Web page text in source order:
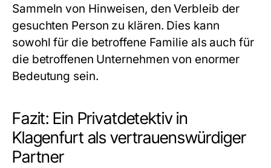
Sammeln von Hinweisen, den Verbleib der
gesuchten Person zu klären. Dies kann
sowohl für die betroffene Familie als auch für
die betroffenen Unternehmen von enormer
Bedeutung sein.
Fazit: Ein Privatdetektiv in
Klagenfurt als vertrauenswürdiger
Partner